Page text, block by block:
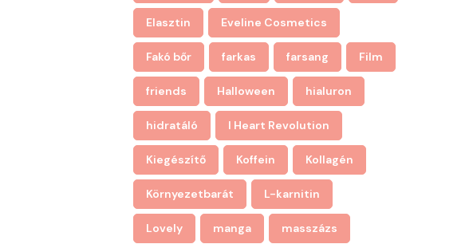
Elasztin Eveline Cosmetics
Fakó bőr farkas farsang Film
friends Halloween hialuron
hidratáló I Heart Revolution
Kiegészítő Koffein Kollagén
Környezetbarát L-karnitin
Lovely manga masszázs